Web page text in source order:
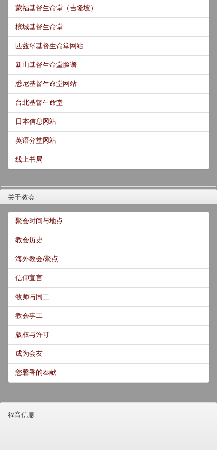
蒙福基督生命堂（吉隆坡）
槟城基督生命堂
匹兹堡基督生命堂网站
新山基督生命堂脸谱
悉尼基督生命堂网站
台北基督生命堂
日本信息网站
英语分堂网站
线上书局
关于教会
聚会时间与地点
教会历史
海外教会/聚点
信仰宣言
牧师与同工
教会事工
版权与许可
成为会友
您馨香的奉献
福音信息